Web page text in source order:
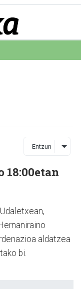
Entzun
18:00etan
aldatzea
bi.